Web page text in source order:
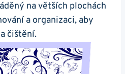
na větších plochách
a organizaci, aby
čištění.